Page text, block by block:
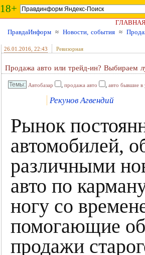
18+
ПравдаИнформ ≈ Новости, события ≈
26.01.2016 , 22:43 Ревизорная
Продажа авто или трейд-ин? Выбираем
Автобазар , продажа авто , авто бывшие в
Рекунов Агвендий
Рынок
автомобилей,
различными
авто по
ногу со
помогающие
продажи